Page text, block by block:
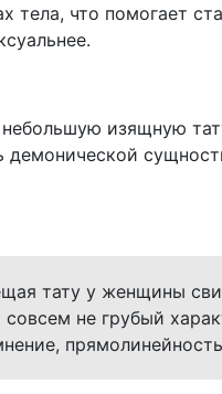
тела, что помогает
изящную
демонической
тату у женщины
совсем не грубый